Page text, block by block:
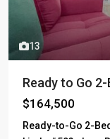
13
Ready to Go
$164,500
Ready-to-Go 2-